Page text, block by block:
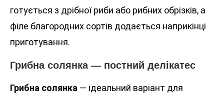
готується з дрібної риби або рибних обрізків, а
філе благородних сортів додається наприкінці
приготування.
Грибна солянка — постний делікатес
Грибна солянка — ідеальний варіант для